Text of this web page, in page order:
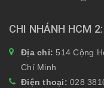
CHI NHÁNH HCM 2
Địa chỉ: 514 Cộng
Chí Minh
Điện thoại: 028